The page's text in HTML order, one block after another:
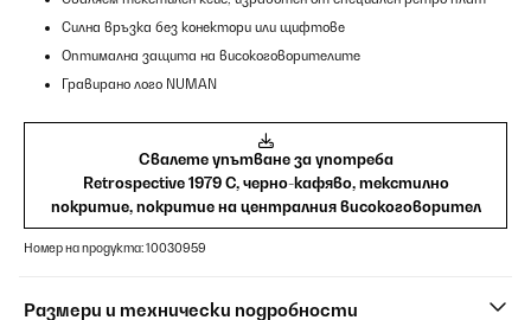
Силна връзка без конектори или щифтове
Оптимална защита на високоговорителите
Гравирано лого NUMAN
Свалете упътване за употреба
Retrospective 1979 C, черно-кафяво, текстилно
покритие, покритие на централния високоговорител
Номер на продукта: 10030959
Размери и технически подробности